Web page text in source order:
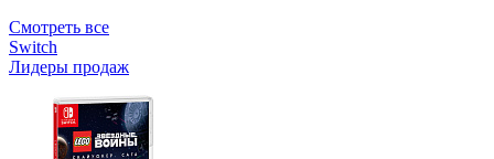
Смотреть все
Switch
Лидеры продаж